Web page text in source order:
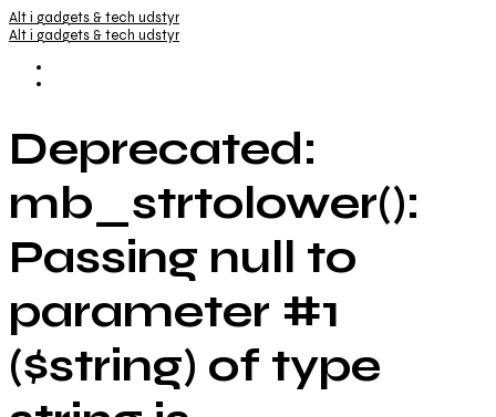
Alt i gadgets & tech udstyr
Alt i gadgets & tech udstyr
Deprecated:
mb_strtolower():
Passing null to
parameter #1
($string) of type